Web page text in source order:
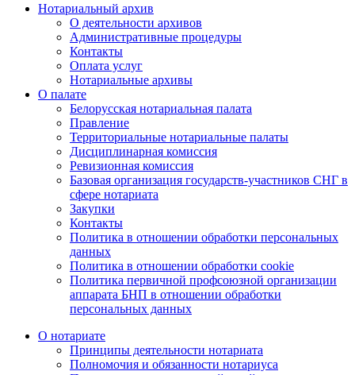
Нотариальный архив
О деятельности архивов
Административные процедуры
Контакты
Оплата услуг
Нотариальные архивы
О палате
Белорусская нотариальная палата
Правление
Территориальные нотариальные палаты
Дисциплинарная комиссия
Ревизионная комиссия
Базовая организация государств-участников СНГ в
сфере нотариата
Закупки
Контакты
Политика в отношении обработки персональных
данных
Политика в отношении обработки cookie
Политика первичной профсоюзной организации
аппарата БНП в отношении обработки
персональных данных
О нотариате
Принципы деятельности нотариата
Полномочия и обязанности нотариуса